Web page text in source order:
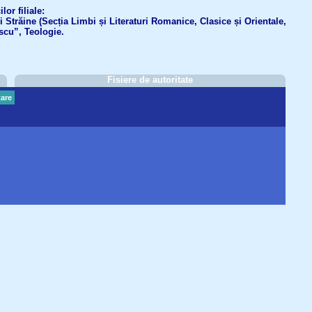
filiale:
(Secția Limbi și Literaturi Romanice, Clasice și Orientale,
Teologie.
Fisiere de autoritate